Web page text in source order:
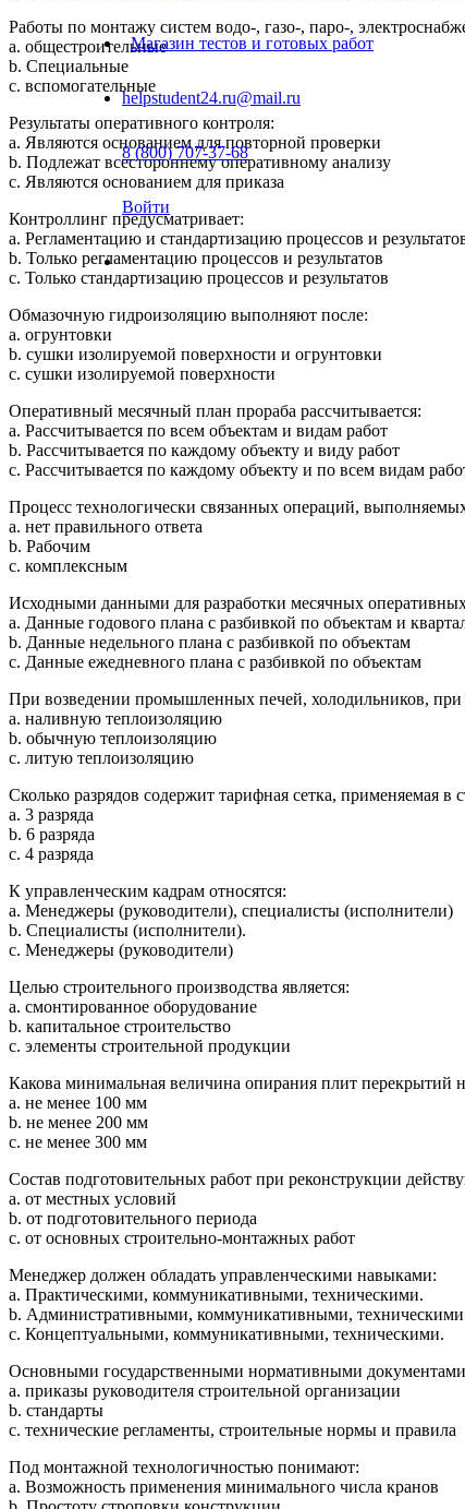
Магазин тестов и готовых работ
helpstudent24.ru@mail.ru
8 (800) 707-37-68
Войти
Работы по монтажу систем водо-, газо-, паро-,
a. общестроительные
b. Специальные
c. вспомогательные
Результаты оперативного контроля:
a. Являются основанием для повторной проверки
b. Подлежат всестороннему оперативному анализу
c. Являются основанием для приказа
Контроллинг предусматривает:
a. Регламентацию и стандартизацию процессов и
b. Только регламентацию процессов и результатов
c. Только стандартизацию процессов и результатов
Обмазочную гидроизоляцию выполняют после:
a. огрунтовки
b. сушки изолируемой поверхности и огрунтовки
c. сушки изолируемой поверхности
Оперативный месячный план прораба рассчитывается:
a. Рассчитывается по всем объектам и видам работ
b. Рассчитывается по каждому объекту и виду работ
c. Рассчитывается по каждому объекту и по всем видам
Процесс технологически связанных операций,
a. нет правильного ответа
b. Рабочим
c. комплексным
Исходными данными для разработки месячных
a. Данные годового плана с разбивкой по объектам и
b. Данные недельного плана с разбивкой по объектам
c. Данные ежедневного плана с разбивкой по объектам
При возведении промышленных печей, холодильников, при
a. наливную теплоизоляцию
b. обычную теплоизоляцию
c. литую теплоизоляцию
Сколько разрядов содержит тарифная сетка, применяемая в
a. 3 разряда
b. 6 разряда
c. 4 разряда
К управленческим кадрам относятся:
a. Менеджеры (руководители), специалисты (исполнители)
b. Специалисты (исполнители).
c. Менеджеры (руководители)
Целью строительного производства является:
a. смонтированное оборудование
b. капитальное строительство
c. элементы строительной продукции
Какова минимальная величина опирания плит
a. не менее 100 мм
b. не менее 200 мм
c. не менее 300 мм
Состав подготовительных работ при реконструкции
a. от местных условий
b. от подготовительного периода
c. от основных строительно-монтажных работ
Менеджер должен обладать управленческими навыками:
a. Практическими, коммуникативными, техническими.
b. Административными, коммуникативными,
c. Концептуальными, коммуникативными, техническими.
Основными государственными нормативными
a. приказы руководителя строительной организации
b. стандарты
c. технические регламенты, строительные нормы и правила
Под монтажной технологичностью понимают:
a. Возможность применения минимального числа кранов